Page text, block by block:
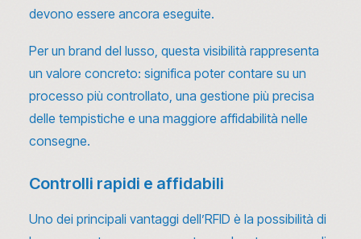
devono essere ancora eseguite.
Per un brand del lusso, questa visibilità rappresenta
un valore concreto: significa poter contare su un
processo più controllato, una gestione più precisa
delle tempistiche e una maggiore affidabilità nelle
consegne.
Controlli rapidi e affidabili
Uno dei principali vantaggi dell’RFID è la possibilità di